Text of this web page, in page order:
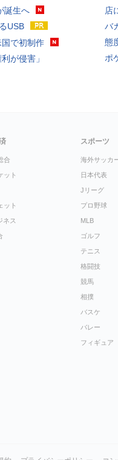
誕生へ
USB
国で初制作
が侵害」
店
バ
態
ポ
合
ット
ット
ネス
スポーツ
海外サッカ
日本代表
Jリーグ
プロ野球
MLB
ゴルフ
テニス
格闘技
競馬
相撲
バスケ
バレー
フィギュア